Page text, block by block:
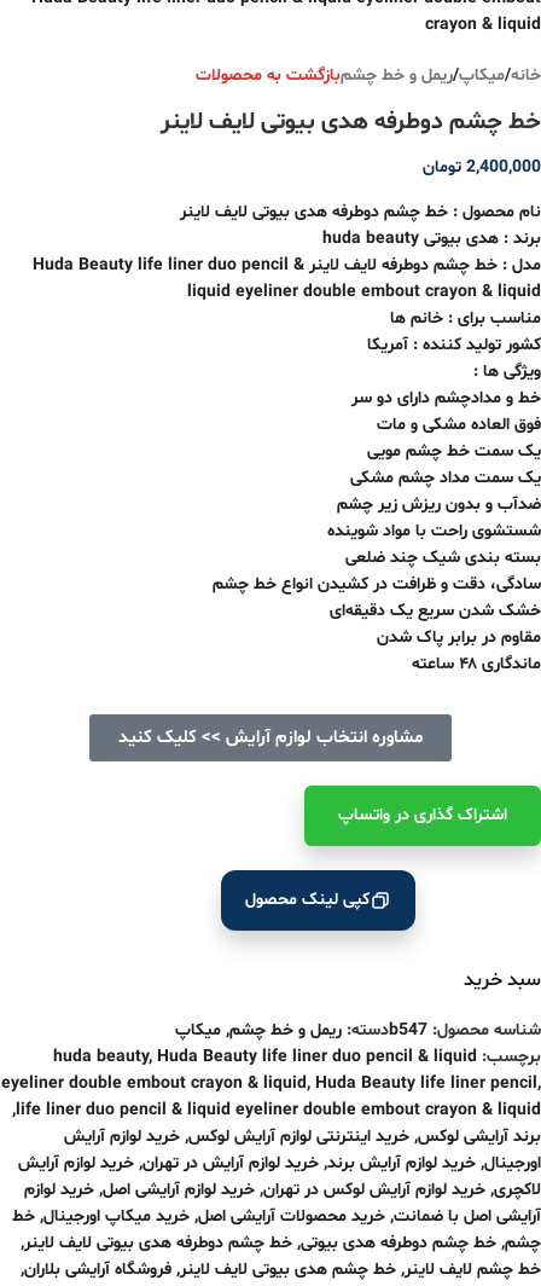
سبد خرید
خانه/میکاپ/ریمل و خط چشمبازگشت به محصولات
خط چشم دوطرفه هدی بیوتی لایف لاینر
2,400,000 تومان
نام محصول : خط چشم دوطرفه هدی بیوتی لایف لاینر
برند : هدی بیوتی huda beauty
مدل : خط چشم دوطرفه لایف لاینر Huda Beauty life liner duo pencil &
liquid eyeliner double embout crayon & liquid
مناسب برای : خانم ها
کشور تولید کننده : آمریکا
ویژگی ها :
خط و مدادچشم دارای دو سر
فوق العاده مشکی و مات
یک سمت خط چشم مویی
یک سمت مداد چشم مشکی
ضدآب و بدون ریزش زیر چشم
شستشوی راحت با مواد شوینده
بسته بندی شیک چند ضلعی
سادگی، دقت و ظرافت در کشیدن انواع خط چشم
خشک شدن سریع یک دقیقه‌ای
مقاوم در برابر پاک شدن
ماندگاری ۴۸ ساعته
مشاوره انتخاب لوازم آرایش >> کلیک کنید
اشتراک ‌گذاری در واتساپ
کپی لینک محصول
شناسه محصول: b547دسته: ریمل و خط چشم, میکاپ
برچسب:
huda beauty, Huda Beauty life liner duo pencil & liquid
eyeliner double embout crayon & liquid, Huda Beauty life liner pencil,
life liner duo pencil & liquid eyeliner double embout crayon & liquid
,
برند آرایشی لوکس, خرید اینترنتی لوازم آرایش لوکس, خرید لوازم آرایش
اورجینال, خرید لوازم آرایش برند, خرید لوازم آرایش در تهران, خرید لوازم آرایش
لاکچری, خرید لوازم آرایش لوکس در تهران, خرید لوازم آرایشی اصل, خرید لوازم
آرایشی اصل با ضمانت, خرید محصولات آرایشی اصل, خرید میکاپ اورجینال, خط
چشم, خط چشم دوطرفه هدی بیوتی, خط چشم دوطرفه هدی بیوتی لایف لاینر,
خط چشم لایف لاینر, خط چشم هدی بیوتی لایف لاینر, فروشگاه آرایشی بلاران,